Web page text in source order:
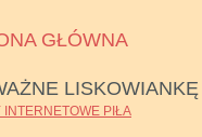
GŁÓWNA
LISKOWIANKĘ
INTERNETOWE PIŁA